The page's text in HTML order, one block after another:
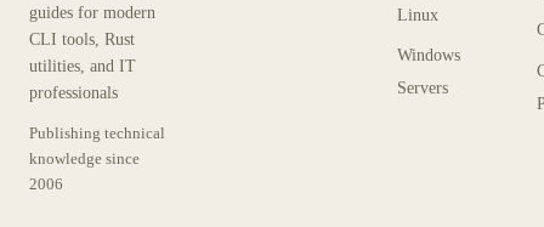
guides for modern
CLI tools, Rust
utilities, and IT
professionals
Publishing technical
knowledge since
2006
Linux
Windows
Servers